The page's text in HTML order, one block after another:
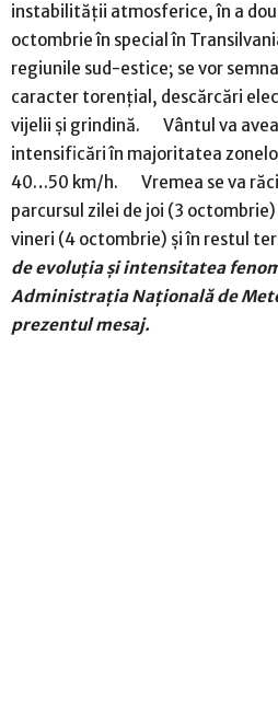
instabilității atmosferice, în a
octombrie în special în
regiunile sud-estice; se vor
caracter torențial, descărcări
vijelii și grindină. Vântul va
intensificări în majoritatea
40…50 km/h. Vremea se va
parcursul zilei de joi (3
vineri (4 octombrie) și în restul
de evoluţia şi intensitatea
Administraţia Naţională de
prezentul mesaj.